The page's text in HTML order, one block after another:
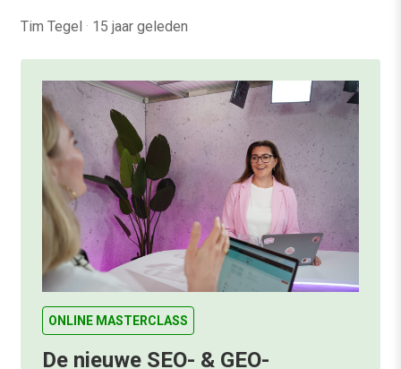
Tim Tegel · 15 jaar geleden
ONLINE MASTERCLASS
De nieuwe SEO- & GEO-